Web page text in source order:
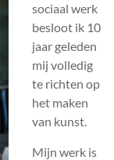
sociaal werk
besloot ik 10
jaar geleden
mij volledig
te richten op
het maken
van kunst.
Mijn werk is